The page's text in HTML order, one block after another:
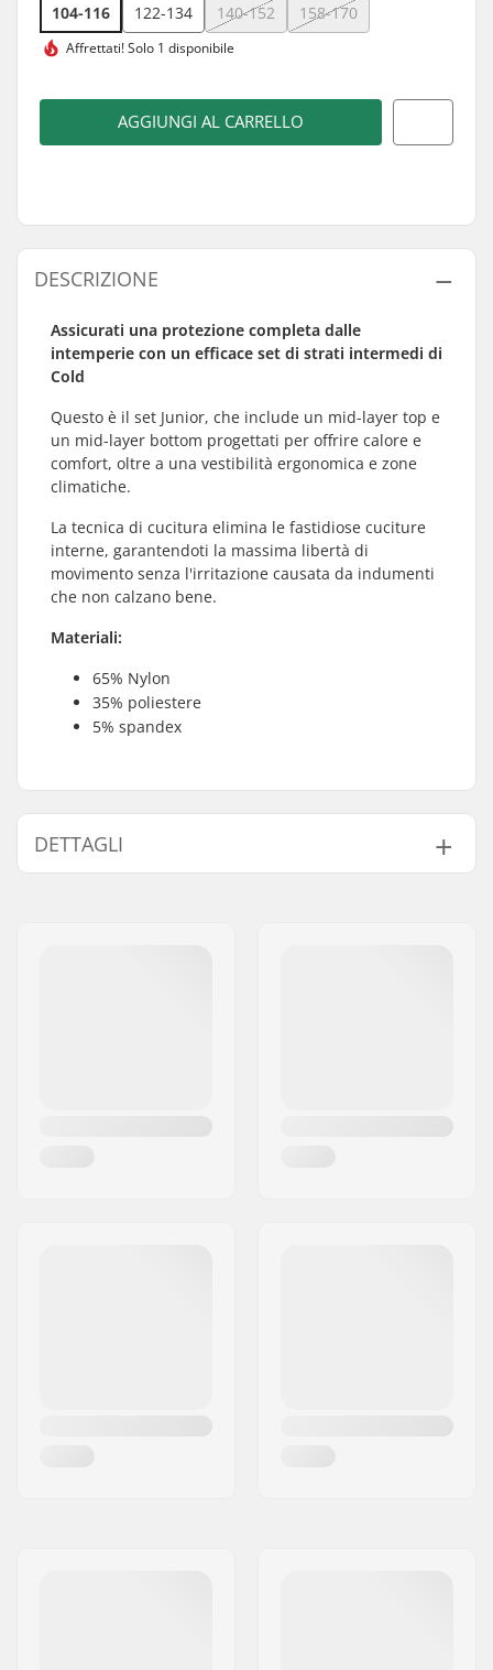
104-116 122-134 140-152 158-170
Affrettati!Solo 1 disponibile
AGGIUNGI AL CARRELLO
DESCRIZIONE
Assicurati una protezione completa dalle
intemperie con un efficace set di strati intermedi di
Cold
Questo è il set Junior, che include un mid-layer top e
un mid-layer bottom progettati per offrire calore e
comfort, oltre a una vestibilità ergonomica e zone
climatiche.
La tecnica di cucitura elimina le fastidiose cuciture
interne, garantendoti la massima libertà di
movimento senza l'irritazione causata da indumenti
che non calzano bene.
Materiali:
65% Nylon
35% poliestere
5% spandex
DETTAGLI